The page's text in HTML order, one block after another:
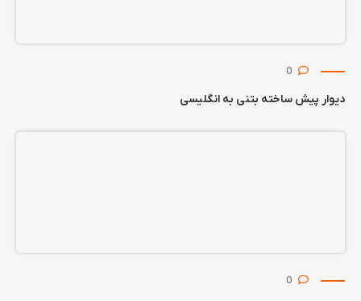
دیوار پیش ساخته بتنی به انگلیسی